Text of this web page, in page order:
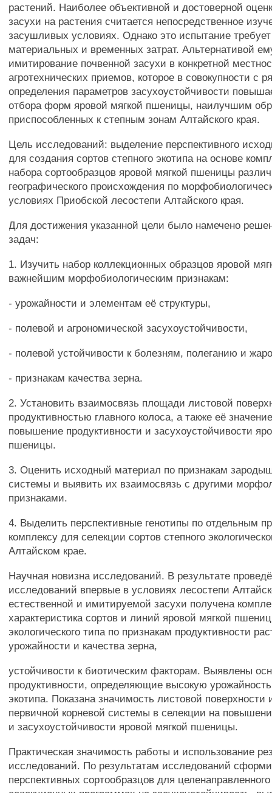
растений. Наиболее объективной и достоверной
засухи на растения считается непосредственное
засушливых условиях. Однако это испытание
материальных и временных затрат. Альтернативой
имитирование почвенной засухи в конкретной
агротехнических приемов, которое в совокупности с
определения параметров засухоустойчивости
отбора форм яровой мягкой пшеницы, наилучшим
приспособленных к степным зонам Алтайского края.
Цель исследований: выделение перспективного
для создания сортов степного экотипа на основе
набора сортообразцов яровой мягкой пшеницы
географического происхождения по
условиях Приобской лесостепи Алтайского края.
Для достижения указанной цели было намечено
задач:
1. Изучить набор коллекционных образцов яровой
важнейшим морфобиологическим признакам:
- урожайности и элементам её структуры,
- полевой и агрономической засухоустойчивости,
- полевой устойчивости к болезням, полеганию и
- признакам качества зерна.
2. Установить взаимосвязь площади листовой
продуктивностью главного колоса, а также её
повышение продуктивности и засухоустойчивости
пшеницы.
3. Оценить исходный материал по признакам
системы и выявить их взаимосвязь с другими
признаками.
4. Выделить перспективные генотипы по отдельным
комплексу для селекции сортов степного
Алтайском крае.
Научная новизна исследований. В результате
исследований впервые в условиях лесостепи
естественной и имитируемой засухи получена
характеристика сортов и линий яровой мягкой
экологического типа по признакам продуктивности
урожайности и качества зерна,
устойчивости к биотическим факторам. Выявлены
продуктивности, определяющие высокую урожайность
экотипа. Показана значимость листовой поверхности
первичной корневой системы в селекции на
и засухоустойчивости яровой мягкой пшеницы.
Практическая значимость работы и использование
исследований. По результатам исследований
перспективных сортообразцов для